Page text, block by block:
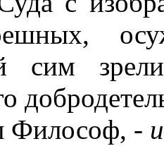
сим
Философ, -